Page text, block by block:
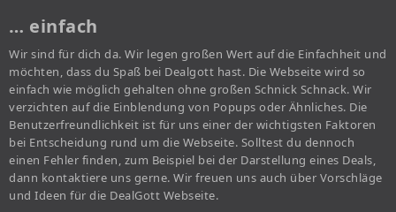
… einfach
Wir sind für dich da. Wir legen großen Wert auf die Einfachheit und
möchten, dass du Spaß bei Dealgott hast. Die Webseite wird so
einfach wie möglich gehalten ohne großen Schnick Schnack. Wir
verzichten auf die Einblendung von Popups oder Ähnliches. Die
Benutzerfreundlichkeit ist für uns einer der wichtigsten Faktoren
bei Entscheidung rund um die Webseite. Solltest du dennoch
einen Fehler finden, zum Beispiel bei der Darstellung eines Deals,
dann kontaktiere uns gerne. Wir freuen uns auch über Vorschläge
und Ideen für die DealGott Webseite.